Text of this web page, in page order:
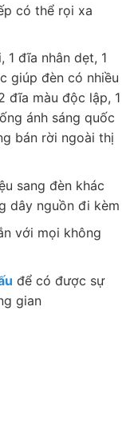
có thể rọi xa
1 đĩa nhân dẹt, 1
giúp đèn có nhiều
đĩa màu độc lập, 1
ánh sáng quốc
bán rời ngoài thị
sang đèn khác
dây nguồn đi kèm
với mọi không
để có được sự
gian